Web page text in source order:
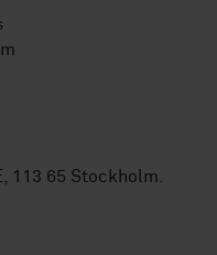
113 65 Stockholm.